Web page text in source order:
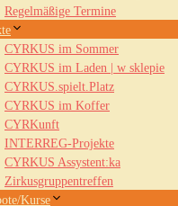
Regelmäßige Termine
CYRKUS im Sommer
CYRKUS im Laden | w sklepie
CYRKUS.spielt.Platz
CYRKUS im Koffer
CYRKunft
INTERREG-Projekte
CYRKUS Assystent:ka
Zirkusgruppentreffen
Kurse